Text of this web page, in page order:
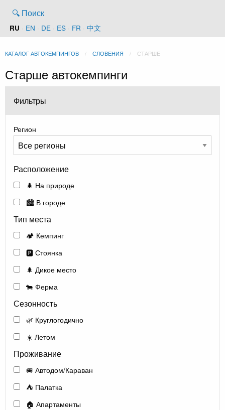
🔍 Поиск
RU · EN · DE · ES · FR · 中文
КАТАЛОГ АВТОКЕМПИНГОВ СЛОВЕНИЯ СТАРШЕ
Старше автокемпинги
Фильтры
Регион
Расположение
🌲 На природе
🏙️ В городе
Тип места
🏕️ Кемпинг
🅿️ Стоянка
🌲 Дикое место
🐄 Ферма
Сезонность
🌿 Круглогодично
☀️ Летом
Проживание
🚐 Автодом/Караван
⛺ Палатка
🏠 Апартаменты